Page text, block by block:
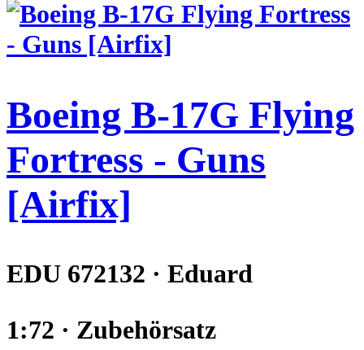
Boeing B-17G Flying
Fortress - Guns
[Airfix]
EDU 672132 · Eduard
1:72 · Zubehörsatz